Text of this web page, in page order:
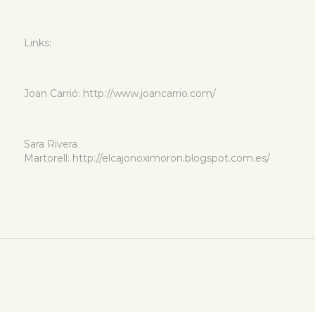
Links:
Joan Carrió: http://www.joancarrio.com/
Sara Rivera
Martorell: http://elcajonoximoron.blogspot.com.es/